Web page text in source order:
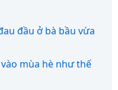
đầu ở bà bầu vừa
mùa hè như thế